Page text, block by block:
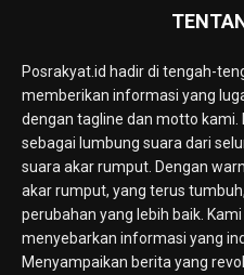
Posrakyat.id hadir di tengah-
memberikan informasi yang
dengan tagline dan motto kami.
sebagai lumbung suara dari
suara akar rumput. Dengan
akar rumput, yang terus
perubahan yang lebih baik.
menyebarkan informasi yang
Menyampaikan berita yang